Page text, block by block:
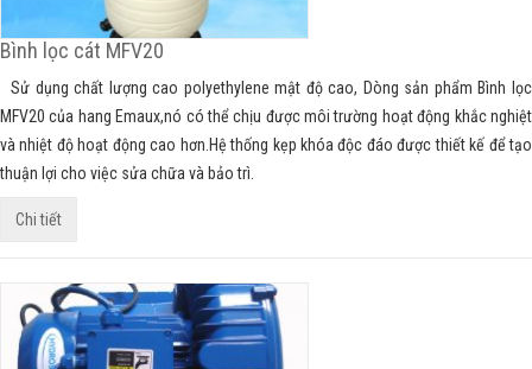
Bình lọc cát MFV20
Sử dụng chất lượng cao polyethylene mật độ cao, Dòng sản phẩm Bình lọc
MFV20 của hang Emaux,nó có thể chịu được môi trường hoạt động khắc nghiệt
và nhiệt độ hoạt động cao hơn.Hệ thống kẹp khóa độc đáo được thiết kế để tạo
thuận lợi cho việc sửa chữa và bảo trì.
Chi tiết